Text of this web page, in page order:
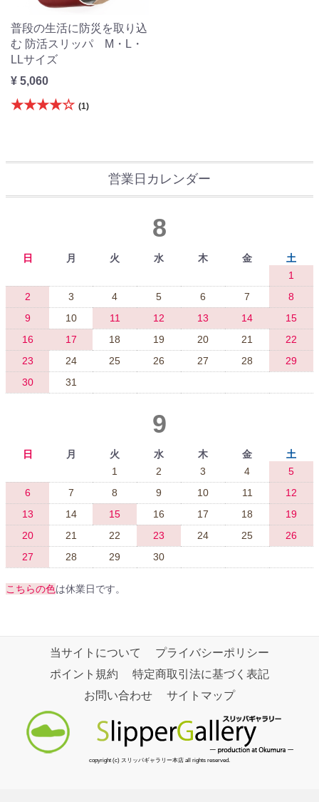
普段の生活に防災を取り込
む 防活スリッパ M・L・
LLサイズ
¥ 5,060
★★★★☆ (1)
営業日カレンダー
8
日 月 火 水 木 金
土
1
2
3 4 5 6 7
8
9
10 11 12 13 14
15
16
17 18 19 20 21
22
23
24 25 26 27 28
29
30
31
9
日 月 火 水 木 金
土
1
2 3 4
5
6
7 8 9 10 11
12
13
14 15 16 17 18
19
20
21 22 23 24 25
26
27
28 29 30
こちらの色は休業日です。
当サイトについて
プライバシーポリシー
ポイント規約
特定商取引法に基づく表記
お問い合わせ
サイトマップ
copyright (c) スリッパギャラリー本店 all rights reserved.